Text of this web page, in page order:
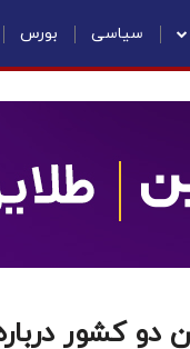
سیاسی بورس
دو کشور